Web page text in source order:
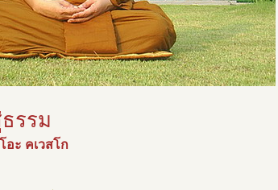
รรม
อะ คเวสโก